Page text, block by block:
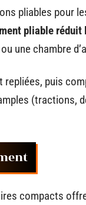
pliables pour
pliable réduit
une chambre
puis
(tractions,
compacts